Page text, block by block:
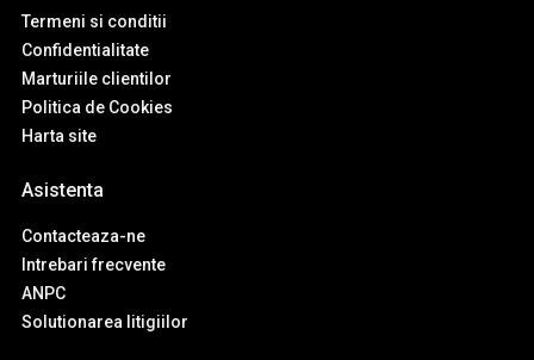
Termeni si conditii
Confidentialitate
Marturiile clientilor
Politica de Cookies
Harta site
Asistenta
Contacteaza-ne
Intrebari frecvente
ANPC
Solutionarea litigiilor